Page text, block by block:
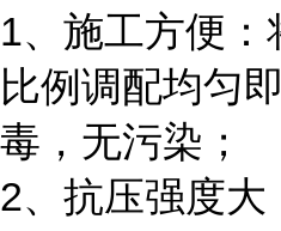
1、施工方便
比例调配均匀
毒，无污染；
2、抗压强度